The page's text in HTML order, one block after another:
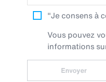
"Je consens à
Vous pouvez
informations
Envoyer